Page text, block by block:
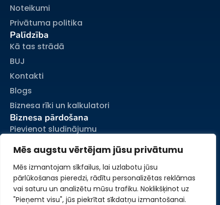
Mēs augstu vērtējam jūsu privātumu
Mēs izmantojam sīkfailus, lai uzlabotu jūsu
pārlūkošanas pieredzi, rādītu personalizētas reklāmas
vai saturu un analizētu mūsu trafiku. Noklikšķinot uz
"Pieņemt visu", jūs piekrītat sīkdatņu izmantošanai.
Noteikumi
Privātuma politika
Palīdzība
Kā tas strādā
BUJ
Kontakti
Blogs
Biznesa rīki un kalkulatori
Biznesa pārdošana
Pievienot sludinājumu
Mani sludinājumi
Mans konts